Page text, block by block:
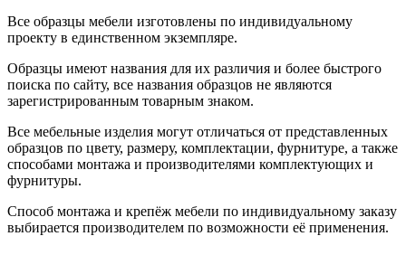
Все образцы мебели изготовлены по индивидуальному
проекту в единственном экземпляре.
Образцы имеют названия для их различия и более быстрого
поиска по сайту, все названия образцов не являются
зарегистрированным товарным знаком.
Все мебельные изделия могут отличаться от представленных
образцов по цвету, размеру, комплектации, фурнитуре, а также
способами монтажа и производителями комплектующих и
фурнитуры.
Способ монтажа и крепёж мебели по индивидуальному заказу
выбирается производителем по возможности её применения.